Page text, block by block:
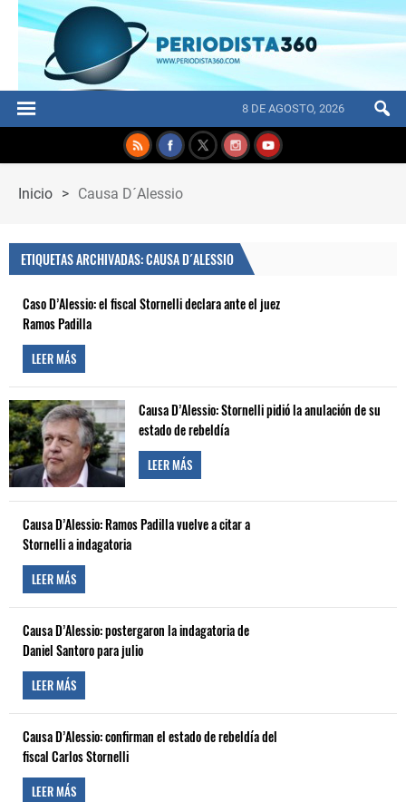
8 DE AGOSTO, 2026
Inicio > Causa D´Alessio
ETIQUETAS ARCHIVADAS: CAUSA D´ALESSIO
Caso D’Alessio: el fiscal Stornelli declara ante el juez
Ramos Padilla
LEER MÁS
Causa D’Alessio: Stornelli pidió la anulación de su
estado de rebeldía
LEER MÁS
Causa D’Alessio: Ramos Padilla vuelve a citar a
Stornelli a indagatoria
LEER MÁS
Causa D’Alessio: postergaron la indagatoria de
Daniel Santoro para julio
LEER MÁS
Causa D’Alessio: confirman el estado de rebeldía del
fiscal Carlos Stornelli
LEER MÁS